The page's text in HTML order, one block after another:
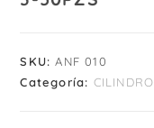
SKU:ANF 010
Categoría: